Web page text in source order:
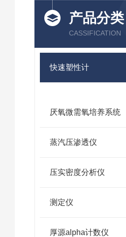
产品分类
CASSIFICATION
快速塑性计
厌氧微需氧培养系统
蒸汽压渗透仪
压实密度分析仪
测定仪
厚源alpha计数仪